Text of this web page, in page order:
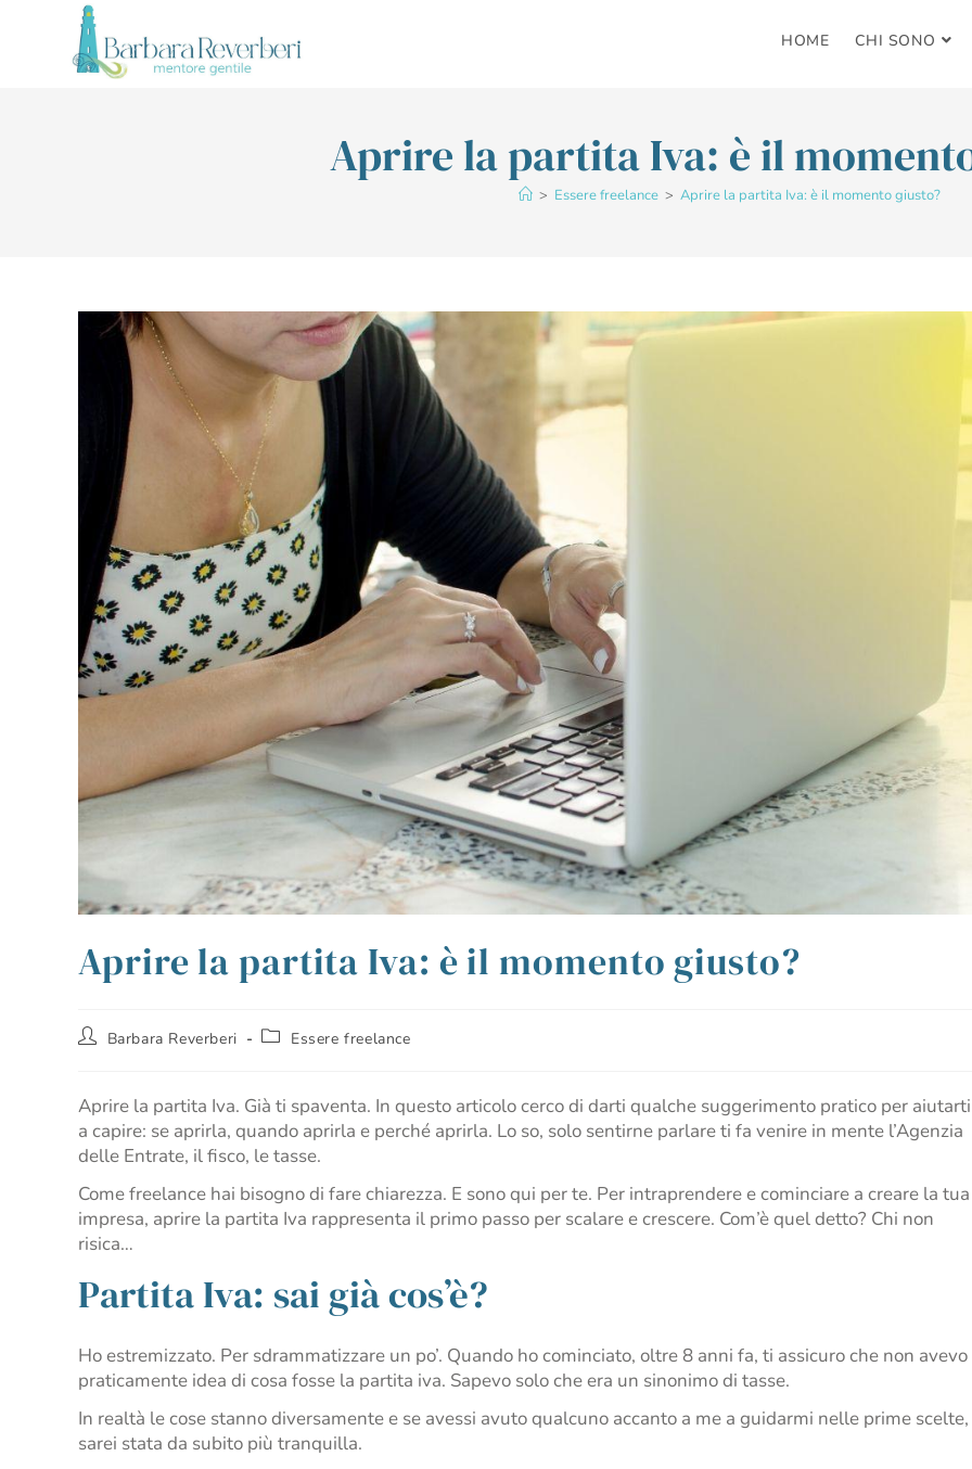
HOME CHI SONO
Aprire la partita Iva: è il
> Essere freelance > Aprire la partita Iva: è il momento giusto?
Aprire la partita Iva: è il momento giusto?
Barbara Reverberi Essere freelance
Aprire la partita Iva. Già ti spaventa. In questo articolo cerco di darti qualche suggerimento pratico per aiutarti
a capire: se aprirla, quando aprirla e perché aprirla. Lo so, solo sentirne parlare ti fa venire in mente l’Agenzia
delle Entrate, il fisco, le tasse.
Come freelance hai bisogno di fare chiarezza. E sono qui per te. Per intraprendere e cominciare a creare la tua
impresa, aprire la partita Iva rappresenta il primo passo per scalare e crescere. Com’è quel detto? Chi non
risica…
Partita Iva: sai già cos’è?
Ho estremizzato. Per sdrammatizzare un po’. Quando ho cominciato, oltre 8 anni fa, ti assicuro che non avevo
praticamente idea di cosa fosse la partita iva. Sapevo solo che era un sinonimo di tasse.
In realtà le cose stanno diversamente e se avessi avuto qualcuno accanto a me a guidarmi nelle prime scelte,
sarei stata da subito più tranquilla.